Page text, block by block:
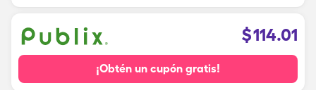
$114.01
¡Obtén un cupón gratis!